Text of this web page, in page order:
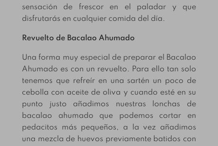
sensación de frescor en el paladar y que
disfrutarás en cualquier comida del día.
Revuelto de Bacalao Ahumado
Una forma muy especial de preparar el Bacalao
Ahumado es con un revuelto. Para ello tan solo
tenemos que refreír en una sartén un poco de
cebolla con aceite de oliva y cuando esté en su
punto justo añadimos nuestras lonchas de
bacalao ahumado que podemos cortar en
pedacitos más pequeños, a la vez añadimos
una mezcla de huevos previamente batidos con